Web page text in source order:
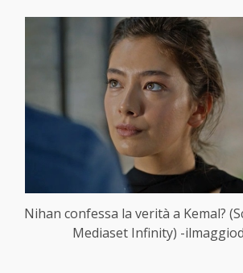
Nihan confessa la verità a Kemal?
Mediaset Infinity) -